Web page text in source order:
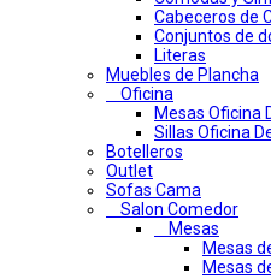
Cabeceros de
Conjuntos de
Literas
Muebles de Plancha
Oficina
Mesas Oficina
Sillas Oficina
Botelleros
Outlet
Sofas Cama
Salon Comedor
Mesas
Mesas
Mesas